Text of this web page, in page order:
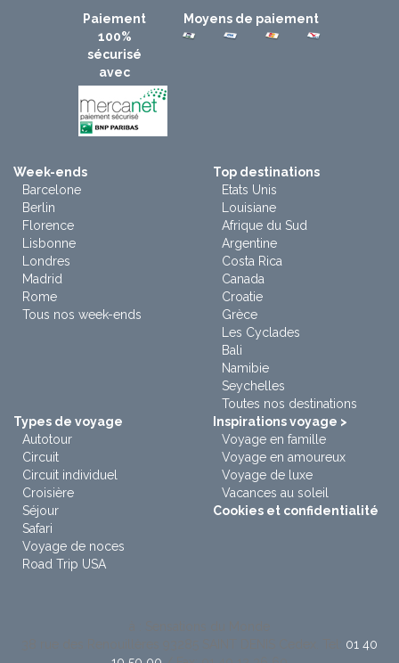
Paiement
100%
sécurisé
avec
Moyens de paiement
Week-ends
Barcelone
Berlin
Florence
Lisbonne
Londres
Madrid
Rome
Tous nos week-ends
Top destinations
Etats Unis
Louisiane
Afrique du Sud
Argentine
Costa Rica
Canada
Croatie
Grèce
Les Cyclades
Bali
Namibie
Seychelles
Toutes nos destinations
Types de voyage
Autotour
Circuit
Circuit individuel
Croisière
Séjour
Safari
Voyage de noces
Road Trip USA
Inspirations voyage >
Voyage en famille
Voyage en amoureux
Voyage de luxe
Vacances au soleil
Cookies et confidentialité
01 40